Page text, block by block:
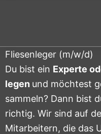
Fliesenleger (m/w/d)
Du bist ein Experte
legen und möchtest
sammeln? Dann bist
richtig. Wir sind auf
Mitarbeitern, die das